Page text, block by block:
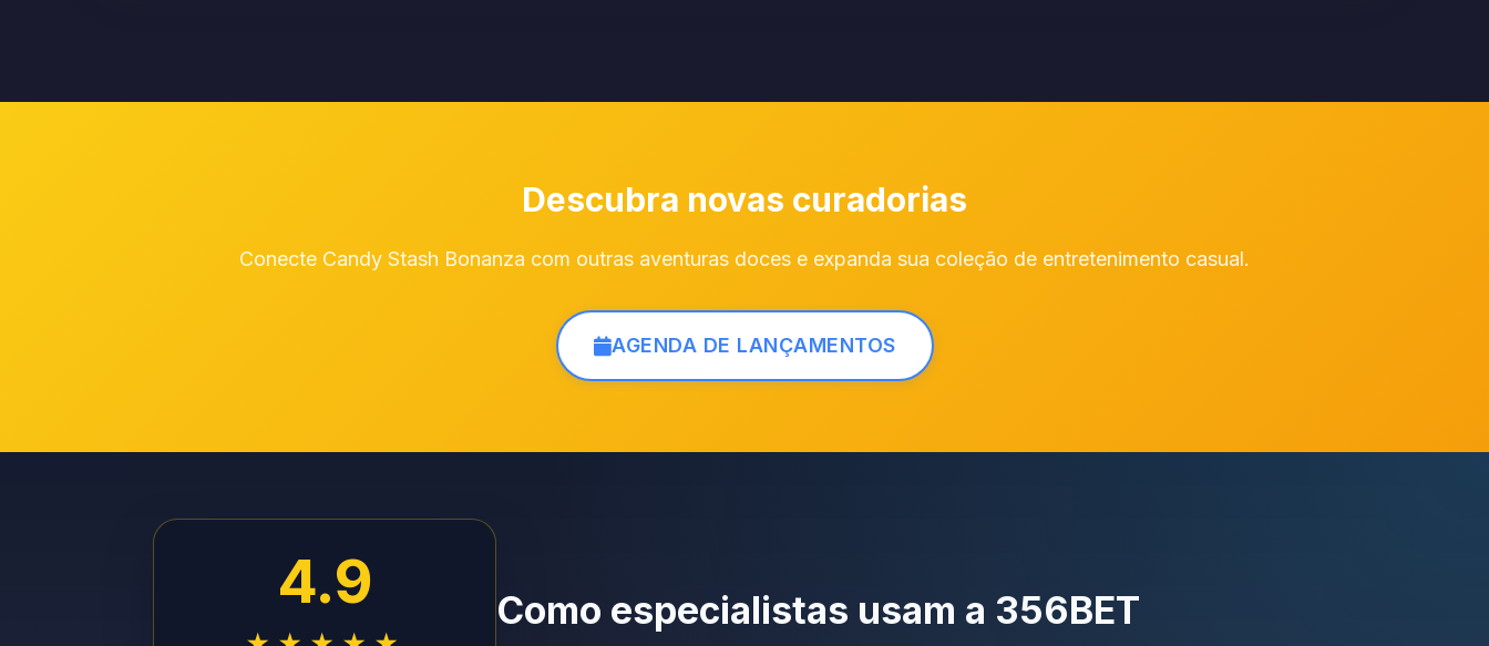
Descubra novas curadorias
Conecte Candy Stash Bonanza com outras aventuras doces e expanda sua coleção de entretenimento casual.
AGENDA DE LANÇAMENTOS
4.9 Como especialistas usam a 356BET